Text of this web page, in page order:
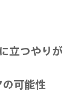
立つやりが
の可能性